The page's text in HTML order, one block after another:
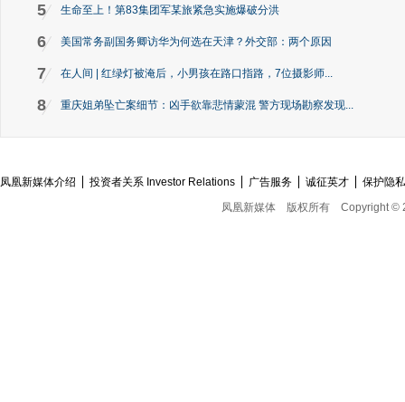
5 生命至上！第83集团军某旅紧急实施爆破分洪
6 美国常务副国务卿访华为何选在天津？外交部：两个原因
7 在人间 | 红绿灯被淹后，小男孩在路口指路，7位摄影师...
8 重庆姐弟坠亡案细节：凶手欲靠悲情蒙混 警方现场勘察发现...
凤凰新媒体介绍 投资者关系 Investor Relations 广告服务 诚征英才
保护隐
凤凰新媒体
版权所有 Copyright ©